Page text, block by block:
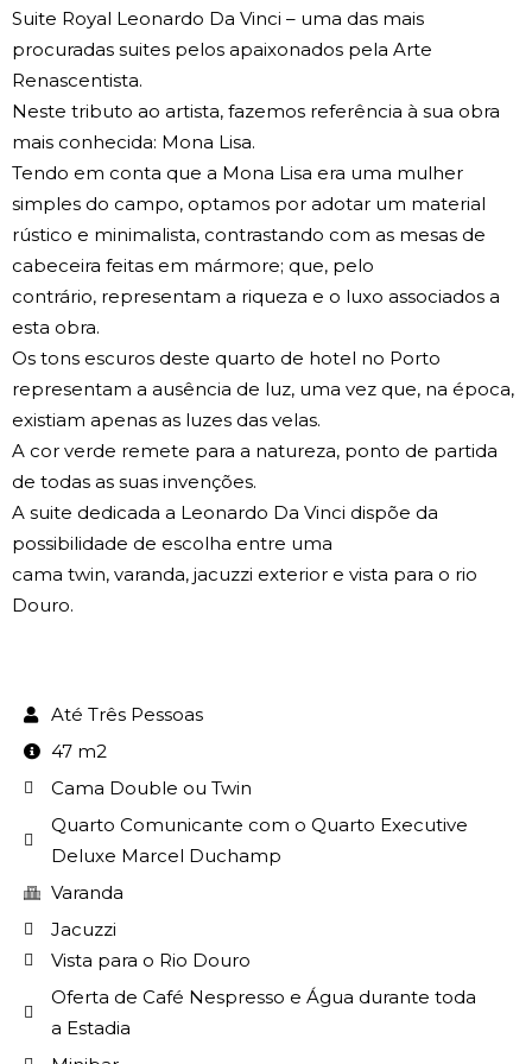
Suite Royal Leonardo Da Vinci – uma das mais
procuradas suites pelos apaixonados pela Arte
Renascentista.
Neste tributo ao artista, fazemos referência à sua obra
mais conhecida: Mona Lisa.
Tendo em conta que a Mona Lisa era uma mulher
simples do campo, optamos por adotar um material
rústico e minimalista, contrastando com as mesas de
cabeceira feitas em mármore; que, pelo
contrário, representam a riqueza e o luxo associados a
esta obra.
Os tons escuros deste quarto de hotel no Porto
representam a ausência de luz, uma vez que, na época,
existiam apenas as luzes das velas.
A cor verde remete para a natureza, ponto de partida
de todas as suas invenções.
A suite dedicada a Leonardo Da Vinci dispõe da
possibilidade de escolha entre uma
cama twin, varanda, jacuzzi exterior e vista para o rio
Douro.
Até Três Pessoas
47 m2
Cama Double ou Twin
Quarto Comunicante com o Quarto Executive
Deluxe Marcel Duchamp
Varanda
Jacuzzi
Vista para o Rio Douro
Oferta de Café Nespresso e Água durante toda
a Estadia